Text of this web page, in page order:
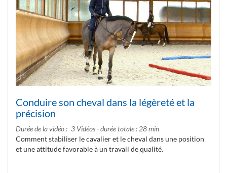
Conduire son cheval dans la légèreté et la
précision
Durée de la vidéo
3 Vidéos - durée totale : 28 min
Comment stabiliser le cavalier et le cheval dans une position
et une attitude favorable à un travail de qualité.